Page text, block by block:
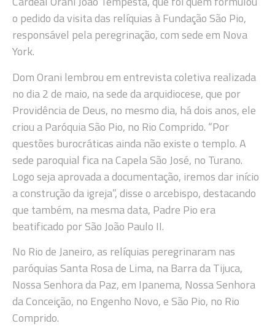
o pedido da visita das relíquias à Fundação São Pio,
responsável pela peregrinação, com sede em Nova
York.
Dom Orani lembrou em entrevista coletiva realizada
no dia 2 de maio, na sede da arquidiocese, que por
Providência de Deus, no mesmo dia, há dois anos, ele
criou a Paróquia São Pio, no Rio Comprido. “Por
questões burocráticas ainda não existe o templo. A
sede paroquial fica na Capela São José, no Turano.
Logo seja aprovada a documentação, iremos dar início
a construção da igreja”, disse o arcebispo, destacando
que também, na mesma data, Padre Pio era
beatificado por São João Paulo II.
No Rio de Janeiro, as relíquias peregrinaram nas
paróquias Santa Rosa de Lima, na Barra da Tijuca,
Nossa Senhora da Paz, em Ipanema, Nossa Senhora
da Conceição, no Engenho Novo, e São Pio, no Rio
Comprido.